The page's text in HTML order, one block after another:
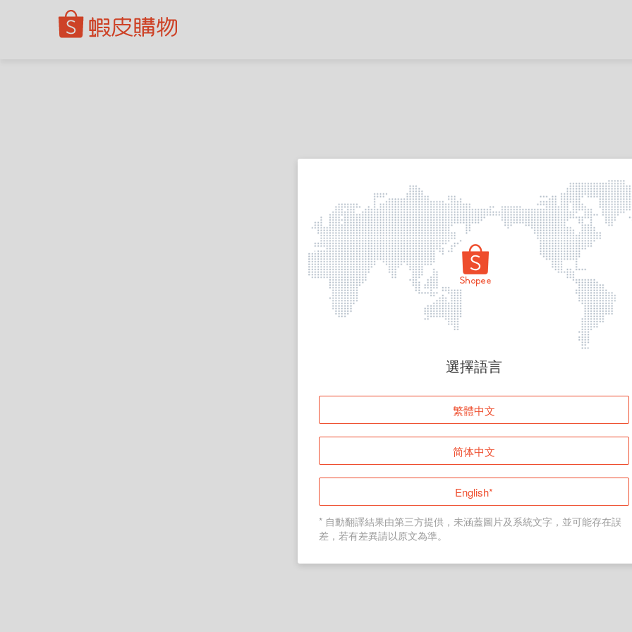
頁面無法顯示
登入
返回首頁
選擇語言
繁體中文
简体中文
English*
* 自動翻譯結果由第三方提供，未涵蓋圖片及系統文字，並可能存在誤
差，若有差異請以原文為準。